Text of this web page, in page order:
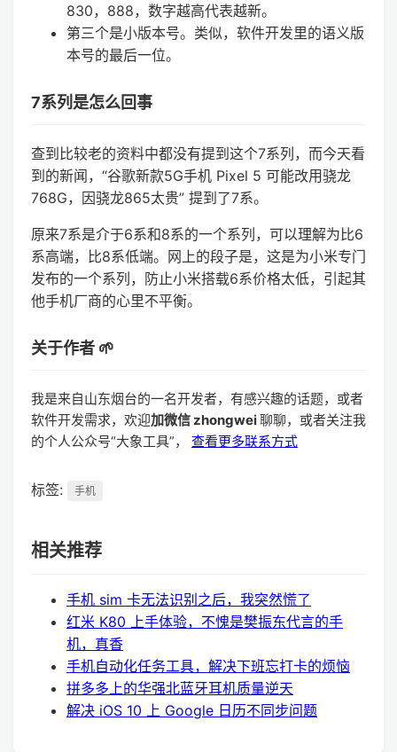
830，888，数字越高代表越新。
第三个是小版本号。类似，软件开发里的语义版
本号的最后一位。
7系列是怎么回事
查到比较老的资料中都没有提到这个7系列，而今天看
到的新闻，“谷歌新款5G手机 Pixel 5 可能改用骁龙
768G，因骁龙865太贵” 提到了7系。
原来7系是介于6系和8系的一个系列，可以理解为比6
系高端，比8系低端。网上的段子是，这是为小米专门
发布的一个系列，防止小米搭载6系价格太低，引起其
他手机厂商的心里不平衡。
关于作者 🌱
我是来自山东烟台的一名开发者，有感兴趣的话题，或者
软件开发需求，欢迎加微信 zhongwei聊聊，或者关注我
的个人公众号“大象工具”， 查看更多联系方式
标签: 手机
相关推荐
手机 sim 卡无法识别之后，我突然慌了
红米 K80 上手体验，不愧是樊振东代言的手
机，真香
手机自动化任务工具，解决下班忘打卡的烦恼
拼多多上的华强北蓝牙耳机质量逆天
解决 iOS 10 上 Google 日历不同步问题